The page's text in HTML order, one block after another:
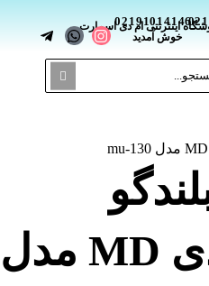
اینترنتی ام دی اسمارت
خوش آمدید
02191014146_
ستونی ام دی MD مدل